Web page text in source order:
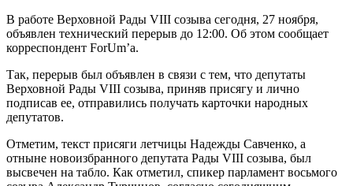
В работе Верховной Рады VIII созыва сегодня, 27 ноября,
объявлен технический перерыв до 12:00. Об этом сообщает
корреспондент ForUm’а.
Так, перерыв был объявлен в связи с тем, что депутаты
Верховной Рады VIII созыва, приняв присягу и лично
подписав ее, отправились получать карточки народных
депутатов.
Отметим, текст присяги летчицы Надежды Савченко, а
отныне новоизбранного депутата Рады VIII созыва, был
высвечен на табло. Как отметил, спикер парламент восьмого